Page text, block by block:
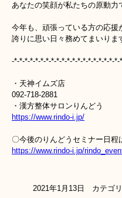
あなたの笑顔が私たちの原動力
今年も、頑張っている方の応援
誇りに思い日々務めてまいりま
-*-*-*-*-*-*-*-*-*-*-*-*-*-*-*-*-*-*-*-*-*
・天神イムズ店
092-718-2881
・漢方整体サロンりんどう
https://www.rindo-i.jp/
〇今後のりんどうセミナー日程
https://www.rindo-i.jp/
2021年1月13日 カテゴリ